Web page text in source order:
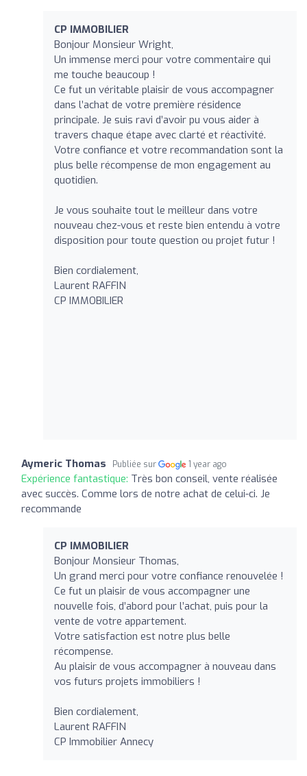
CP IMMOBILIER
Bonjour Monsieur Wright,
Un immense merci pour votre commentaire qui
me touche beaucoup !
Ce fut un véritable plaisir de vous accompagner
dans l’achat de votre première résidence
principale. Je suis ravi d’avoir pu vous aider à
travers chaque étape avec clarté et réactivité.
Votre confiance et votre recommandation sont la
plus belle récompense de mon engagement au
quotidien.
Je vous souhaite tout le meilleur dans votre
nouveau chez-vous et reste bien entendu à votre
disposition pour toute question ou projet futur !
Bien cordialement,
Laurent RAFFIN
CP IMMOBILIER
Aymeric Thomas Publiée sur 1 year ago
Expérience fantastique: Très bon conseil, vente réalisée
avec succès. Comme lors de notre achat de celui-ci. Je
recommande
CP IMMOBILIER
Bonjour Monsieur Thomas,
Un grand merci pour votre confiance renouvelée !
Ce fut un plaisir de vous accompagner une
nouvelle fois, d’abord pour l’achat, puis pour la
vente de votre appartement.
Votre satisfaction est notre plus belle
récompense.
Au plaisir de vous accompagner à nouveau dans
vos futurs projets immobiliers !
Bien cordialement,
Laurent RAFFIN
CP Immobilier Annecy